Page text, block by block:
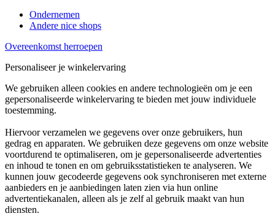
Ondernemen
Andere nice shops
Overeenkomst herroepen
Personaliseer je winkelervaring
We gebruiken alleen cookies en andere technologieën om je een
gepersonaliseerde winkelervaring te bieden met jouw individuele
toestemming.
Hiervoor verzamelen we gegevens over onze gebruikers, hun
gedrag en apparaten. We gebruiken deze gegevens om onze website
voortdurend te optimaliseren, om je gepersonaliseerde advertenties
en inhoud te tonen en om gebruiksstatistieken te analyseren. We
kunnen jouw gecodeerde gegevens ook synchroniseren met externe
aanbieders en je aanbiedingen laten zien via hun online
advertentiekanalen, alleen als je zelf al gebruik maakt van hun
diensten.